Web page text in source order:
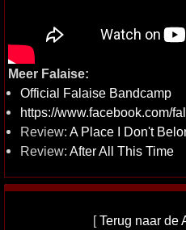
Meer Falaise:
Official Falaise Bandcamp
https://www.facebook.com/
Review: A Place I Don't
Review: After All This Time
[Terug naar de